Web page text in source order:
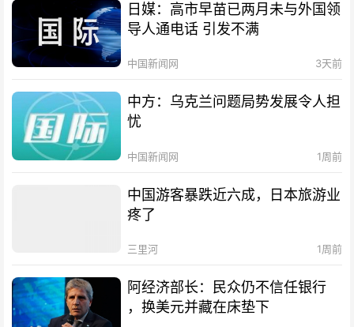
日媒：高市早苗已两月未与外国领
导人通电话 引发不满
中国新闻网 3天前
中方：乌克兰问题局势发展令人担
忧
中国新闻网 1周前
中国游客暴跌近六成，日本旅游业
疼了
三里河 1周前
阿经济部长：民众仍不信任银行
，换美元并藏在床垫下